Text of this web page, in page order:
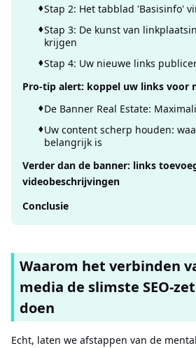
Stap 2: Het tabblad 'Basisinfo'
Stap 3: De kunst van
krijgen
Stap 4: Uw nieuwe links
Pro-tip alert: koppel uw links voor
De Banner Real Estate:
Uw content scherp houden:
belangrijk is
Verder dan de banner: links
videobeschrijvingen
Conclusie
Waarom het verbinden
media de slimste SEO-
doen
Echt, laten we afstappen van de